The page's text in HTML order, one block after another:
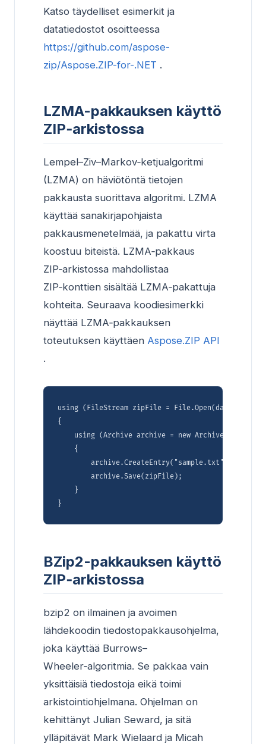
Katso täydelliset esimerkit ja
datatiedostot osoitteessa
https://github.com/aspose-
zip/Aspose.ZIP-for-.NET .
LZMA-pakkauksen käyttö
ZIP‑arkistossa
Lempel–Ziv–Markov‑ketjualgoritmi
(LZMA) on häviötöntä tietojen
pakkausta suorittava algoritmi. LZMA
käyttää sanakirjapohjaista
pakkausmenetelmää, ja pakattu virta
koostuu biteistä. LZMA‑pakkaus
ZIP‑arkistossa mahdollistaa
ZIP‑konttien sisältää LZMA‑pakattuja
kohteita. Seuraava koodiesimerkki
näyttää LZMA‑pakkauksen
toteutuksen käyttäen Aspose.ZIP API
.
using (FileStream zipFile = File.Open(dataDir +
{
using (Archive archive = new Archive(new
    {
archive.CreateEntry("sample.txt", dataDir
        archive.Save(zipFile);
    }
BZip2-pakkauksen käyttö
ZIP‑arkistossa
bzip2 on ilmainen ja avoimen
lähdekoodin tiedostopakkausohjelma,
joka käyttää Burrows–
Wheeler‑algoritmia. Se pakkaa vain
yksittäisiä tiedostoja eikä toimi
arkistointiohjelmana. Ohjelman on
kehittänyt Julian Seward, ja sitä
ylläpitävät Mark Wielaard ja Micah